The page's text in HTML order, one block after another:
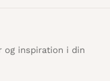
og inspiration i din